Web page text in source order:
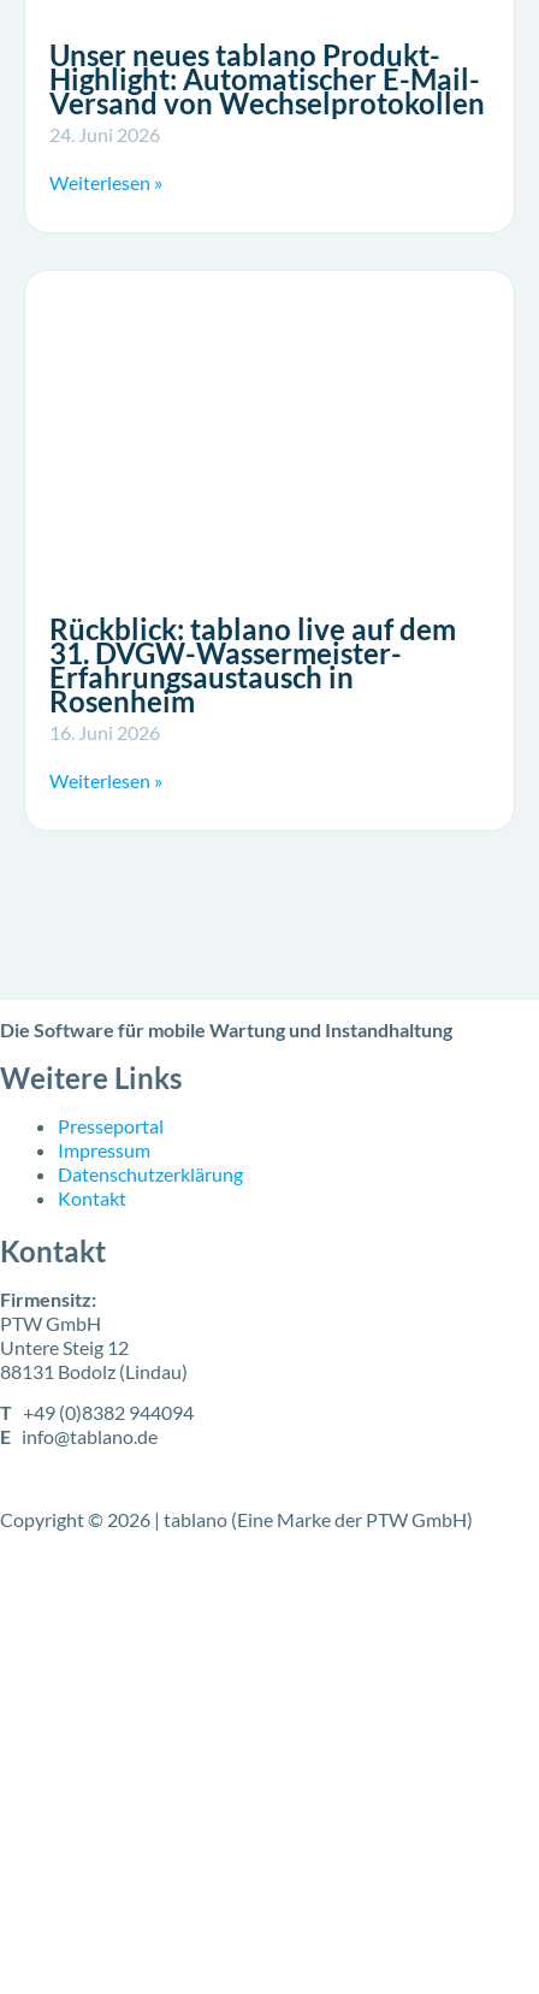
Unser neues tablano Produkt-
Highlight: Automatischer E-Mail-
Versand von Wechselprotokollen
24. Juni 2026
Weiterlesen »
Rückblick: tablano live auf dem
31. DVGW-Wassermeister-
Erfahrungsaustausch in
Rosenheim
16. Juni 2026
Weiterlesen »
Die Software für mobile Wartung und Instandhaltung
Weitere Links
Presseportal
Impressum
Datenschutzerklärung
Kontakt
Kontakt
Firmensitz:
PTW GmbH
Untere Steig 12
88131 Bodolz (Lindau)
T +49 (0)8382 944094
E info@tablano.de
Copyright © 2026 | tablano (Eine Marke der PTW GmbH)